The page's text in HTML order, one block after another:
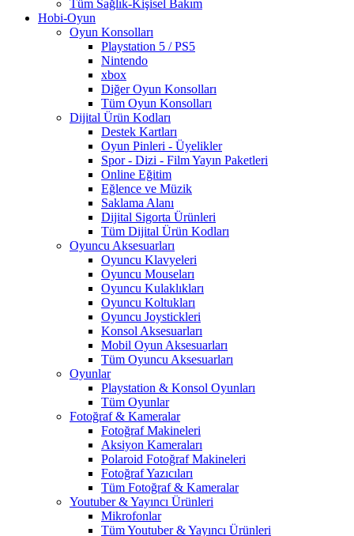
Tüm Sağlık-Kişisel Bakım
Hobi-Oyun
Oyun Konsolları
Playstation 5 / PS5
Nintendo
xbox
Diğer Oyun Konsolları
Tüm Oyun Konsolları
Dijital Ürün Kodları
Destek Kartları
Oyun Pinleri - Üyelikler
Spor - Dizi - Film Yayın Paketleri
Online Eğitim
Eğlence ve Müzik
Saklama Alanı
Dijital Sigorta Ürünleri
Tüm Dijital Ürün Kodları
Oyuncu Aksesuarları
Oyuncu Klavyeleri
Oyuncu Mouseları
Oyuncu Kulaklıkları
Oyuncu Koltukları
Oyuncu Joystickleri
Konsol Aksesuarları
Mobil Oyun Aksesuarları
Tüm Oyuncu Aksesuarları
Oyunlar
Playstation & Konsol Oyunları
Tüm Oyunlar
Fotoğraf & Kameralar
Fotoğraf Makineleri
Aksiyon Kameraları
Polaroid Fotoğraf Makineleri
Fotoğraf Yazıcıları
Tüm Fotoğraf & Kameralar
Youtuber & Yayıncı Ürünleri
Mikrofonlar
Tüm Youtuber & Yayıncı Ürünleri